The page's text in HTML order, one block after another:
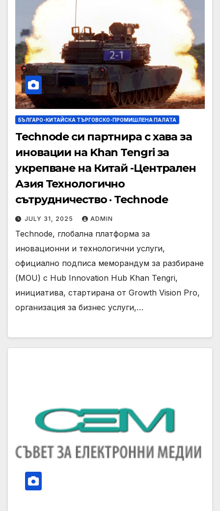
БЪЛГАРО-КИТАЙСКА ТЪРГОВСКО-ПРОМИШЛЕНА ПАЛАТА
Technode си партнира с хава за
иновации на Khan Tengri за
укрепване на Китай -Централен
Азия Технологично
сътрудничество · Technode
JULY 31, 2025 ADMIN
Technode, глобална платформа за
иновационни и технологични услуги,
официално подписа меморандум за разбиране
(MOU) с Hub Innovation Hub Khan Tengri,
инициатива, стартирана от Growth Vision Pro,
организация за бизнес услуги,…